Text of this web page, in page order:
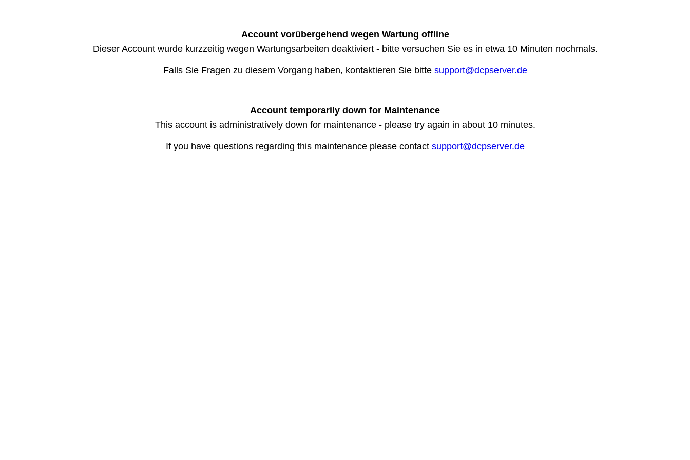
Account vorübergehend wegen Wartung offline
Dieser Account wurde kurzzeitig wegen Wartungsarbeiten deaktiviert - bitte versuchen Sie es in etwa 10 Minuten nochmals.
Falls Sie Fragen zu diesem Vorgang haben, kontaktieren Sie bitte support@dcpserver.de
Account temporarily down for Maintenance
This account is administratively down for maintenance - please try again in about 10 minutes.
If you have questions regarding this maintenance please contact support@dcpserver.de